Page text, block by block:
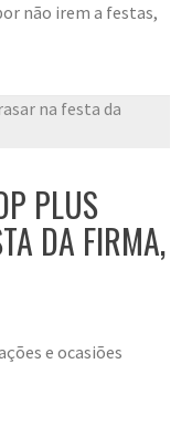
não irem a festas,
PLUS
DA FIRMA,
e ocasiões